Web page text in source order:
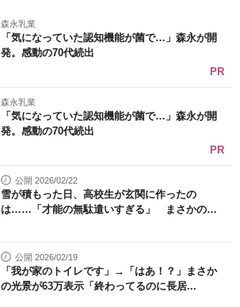
森永乳業
「気になっていた認知機能が菌で…」森永が開
発。感動の70代続出
PR
森永乳業
「気になっていた認知機能が菌で…」森永が開
発。感動の70代続出
PR
公開 2026/02/22
雪が積もった日、高校生が玄関に作ったの
は……「才能の無駄遣いすぎる」 まさかの
公開 2026/02/19
「我が家のトイレです」→「はあ！？」まさか
の光景が63万表示「終わってるのに長居...